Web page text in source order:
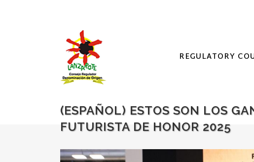
REGULATORY
(ESPAÑOL) ESTOS SON LOS
FUTURISTA DE HONOR 2025